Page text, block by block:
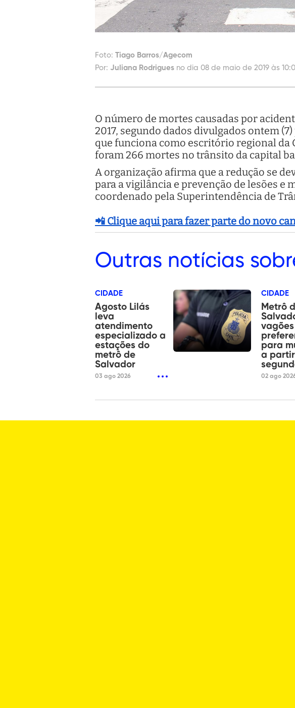
Foto: Tiago Barros/Agecom
Por: Juliana Rodrigues no dia 08 de maio de 2019 às
O número de mortes causadas por
2017, segundo dados divulgados ontem
que funciona como escritório regional da
foram 266 mortes no trânsito da capital
A organização afirma que a redução se
para a vigilância e prevenção de lesões e
coordenado pela Superintendência de
📲 Clique aqui para fazer parte do novo
Outras notícias
CIDADE
Agosto Lilás
leva
atendimento
especializado a
estações do
metrô de
Salvador
03 ago 2026
CIDADE
Metrô
vagões
para
a
02 ago